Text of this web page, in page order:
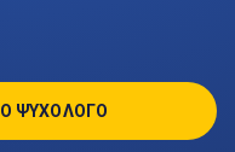
ΨΥΧΟΛΟΓΟ